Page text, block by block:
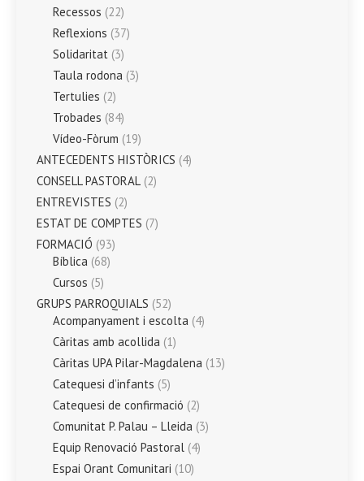
Recessos (22)
Reflexions (37)
Solidaritat (3)
Taula rodona (3)
Tertulies (2)
Trobades (84)
Vídeo-Fòrum (19)
ANTECEDENTS HISTÒRICS (4)
CONSELL PASTORAL (2)
ENTREVISTES (2)
ESTAT DE COMPTES (7)
FORMACIÓ (93)
Bíblica (68)
Cursos (5)
GRUPS PARROQUIALS (52)
Acompanyament i escolta (4)
Càritas amb acollida (1)
Càritas UPA Pilar-Magdalena (13)
Catequesi d’infants (5)
Catequesi de confirmació (2)
Comunitat P. Palau – Lleida (3)
Equip Renovació Pastoral (4)
Espai Orant Comunitari (10)